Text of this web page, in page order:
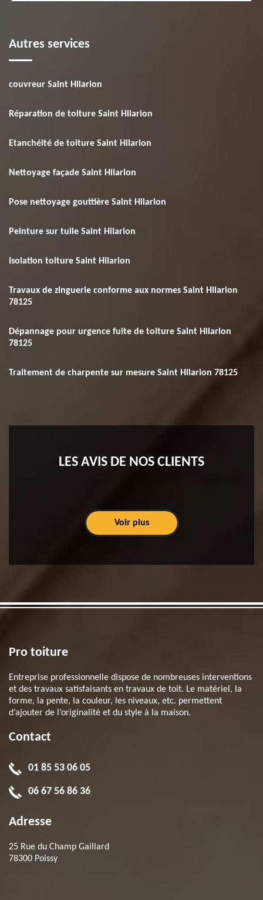
Autres services
couvreur Saint Hilarion
Réparation de toiture Saint Hilarion
Etanchéité de toiture Saint Hilarion
Nettoyage façade Saint Hilarion
Pose nettoyage gouttière Saint Hilarion
Peinture sur tuile Saint Hilarion
Isolation toiture Saint Hilarion
Travaux de zinguerie conforme aux normes Saint Hilarion
78125
Dépannage pour urgence fuite de toiture Saint Hilarion
78125
Traitement de charpente sur mesure Saint Hilarion 78125
LES AVIS DE NOS CLIENTS
Voir plus
Pro toiture
Entreprise professionnelle dispose de nombreuses interventions
et des travaux satisfaisants en travaux de toit. Le matériel, la
forme, la pente, la couleur, les niveaux, etc. permettent
d’ajouter de l’originalité et du style à la maison.
Contact
01 85 53 06 05
06 67 56 86 36
Adresse
25 Rue du Champ Gaillard
78300 Poissy